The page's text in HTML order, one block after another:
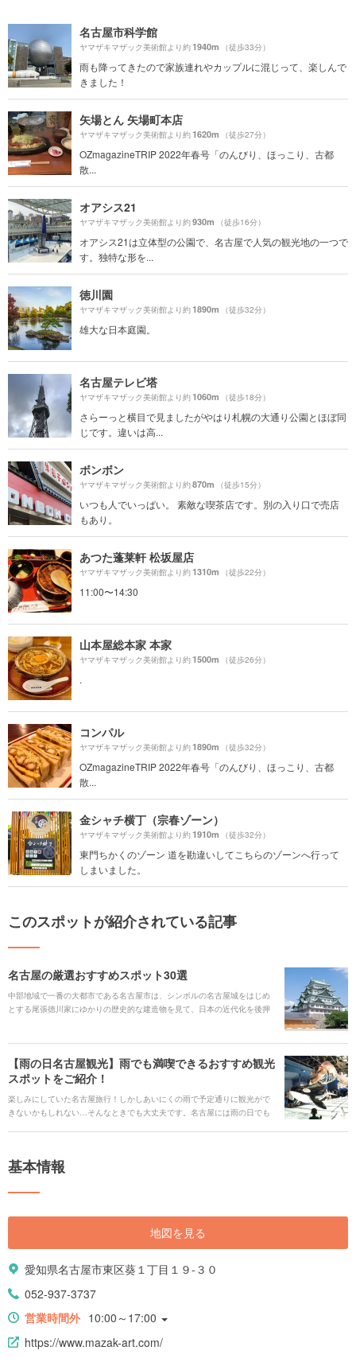
名古屋市科学館
ヤマザキマザック美術館より約1940m （徒歩33分）
雨も降ってきたので家族連れやカップルに混じって、楽しんで
きました！
矢場とん 矢場町本店
ヤマザキマザック美術館より約1620m （徒歩27分）
OZmagazineTRIP 2022年春号「のんびり、ほっこり、古都
散...
オアシス21
ヤマザキマザック美術館より約930m （徒歩16分）
オアシス21は立体型の公園で、名古屋で人気の観光地の一つで
す。独特な形を...
徳川園
ヤマザキマザック美術館より約1890m （徒歩32分）
雄大な日本庭園。
名古屋テレビ塔
ヤマザキマザック美術館より約1060m （徒歩18分）
さらーっと横目で見ましたがやはり札幌の大通り公園とほぼ同
じです。違いは高...
ボンボン
ヤマザキマザック美術館より約870m （徒歩15分）
いつも人でいっぱい。 素敵な喫茶店です。別の入り口で売店
もあり。
あつた蓬莱軒 松坂屋店
ヤマザキマザック美術館より約1310m （徒歩22分）
11:00〜14:30
山本屋総本家 本家
ヤマザキマザック美術館より約1500m （徒歩26分）
.
コンパル
ヤマザキマザック美術館より約1890m （徒歩32分）
OZmagazineTRIP 2022年春号「のんびり、ほっこり、古都
散...
金シャチ横丁（宗春ゾーン）
ヤマザキマザック美術館より約1910m （徒歩32分）
東門ちかくのゾーン 道を勘違いしてこちらのゾーンへ行って
しまいました。
このスポットが紹介されている記事
名古屋の厳選おすすめスポット30選
中部地域で一番の大都市である名古屋市は、シンボルの名古屋城をはじめ
とする尾張徳川家にゆかりの歴史的な建造物を見て、日本の近代化を後押
写真をたくさん撮りたくなるようなフォトジェニックなスポットも満載
の、名古屋のおすすめ30選をご紹介します。
【雨の日名古屋観光】雨でも満喫できるおすすめ観光
スポットをご紹介！
楽しみにしていた名古屋旅行！しかしあいにくの雨で予定通りに観光がで
きないかもしれない…そんなときでも大丈夫です。名古屋には雨の日でも
す。
基本情報
地図を見る
愛知県名古屋市東区葵１丁目１９-３０
052-937-3737
営業時間外 10:00～17:00
https://www.mazak-art.com/